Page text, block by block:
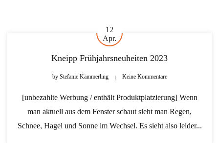
12
Apr.
Kneipp Frühjahrsneuheiten 2023
byStefanie Kämmerling Keine Kommentare
[unbezahlte Werbung / enthält Produktplatzierung] Wenn
man aktuell aus dem Fenster schaut sieht man Regen,
Schnee, Hagel und Sonne im Wechsel. Es sieht also leider...